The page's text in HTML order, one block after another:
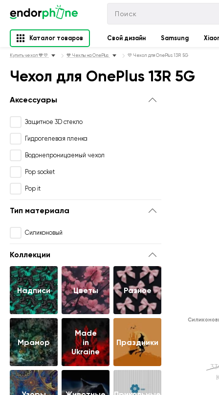
Каталог товаров Свой дизайн Samsung
Купить чехол 💙💛 💙 Чехлы на OnePlus 💛 Чехол для OnePlus 13R 5G
Чехол для OnePlus 13R 5G
Аксессуары
Защитное 3D стекло
Гидрогелевая пленка
Водонепроницаемый чехол
Pop socket
Pop it
Тип материала
Силиконовый
Коллекции
Надписи Цветы Разное
Мрамор
Made
in
Ukraine
Праздники